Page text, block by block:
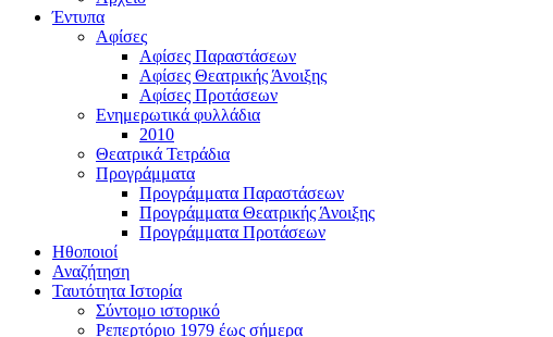
Έντυπα
Αφίσες
Αφίσες Παραστάσεων
Αφίσες Θεατρικής Άνοιξης
Αφίσες Προτάσεων
Ενημερωτικά φυλλάδια
2010
Θεατρικά Τετράδια
Προγράμματα
Προγράμματα Παραστάσεων
Προγράμματα Θεατρικής Άνοιξης
Προγράμματα Προτάσεων
Ηθοποιοί
Αναζήτηση
Ταυτότητα Ιστορία
Σύντομο ιστορικό
Ρεπερτόριο 1979 έως σήμερα